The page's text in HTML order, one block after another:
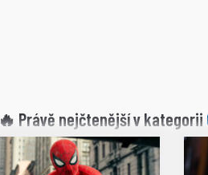
🔥 Právě nejčtenější v kategorii